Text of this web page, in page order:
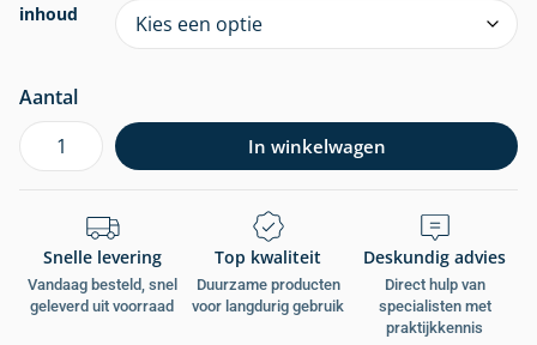
inhoud
Aantal
In winkelwagen
Snelle levering
Vandaag besteld, snel
geleverd uit voorraad
Top kwaliteit
Duurzame producten
voor langdurig gebruik
Deskundig advies
Direct hulp van
specialisten met
praktijkkennis